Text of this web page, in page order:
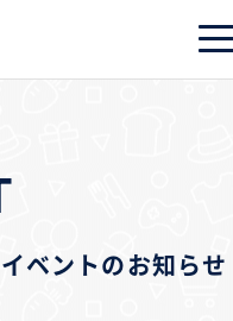
ベントのお知らせ